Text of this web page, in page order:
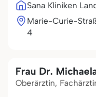
Sana Kliniken
Marie-Curie-
4
Frau Dr.
Oberärztin,